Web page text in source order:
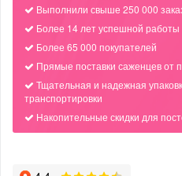
Выполнили свыше 250 000
Более 14 лет успешной работы
Более 65 000 покупателей
Прямые поставки саженцев от
Тщательная и надежная
транспортировки
Накопительные скидки для